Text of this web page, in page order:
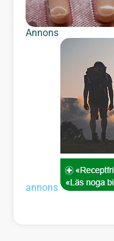
Annons
annons